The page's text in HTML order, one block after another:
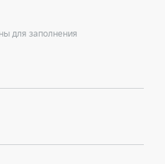
для заполнения